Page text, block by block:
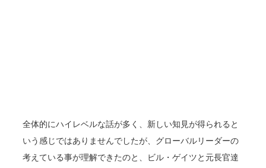
全体的にハイレベルな話が多く、新しい知見が得られると
いう感じではありませんでしたが、グローバルリーダーの
考えている事が理解できたのと、ビル・ゲイツと元長官達